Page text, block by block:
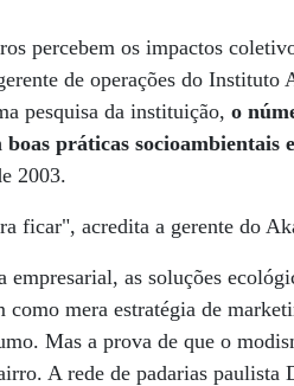
percebem os impactos
de operações do Instituto
pesquisa da instituição,o
práticas socioambientais
2003.
ficar", acredita a gerente do
empresarial, as soluções
como mera estratégia de
Mas a prova de que o
A rede de padarias